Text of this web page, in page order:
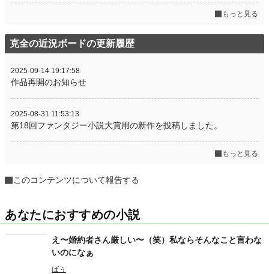
もっと見る
克全の近況ボードの更新履歴
2025-09-14 19:17:58
作品再開のお知らせ
2025-08-31 11:53:13
第18回ファンタジー小説大賞用の新作を投稿しました。
もっと見る
このコンテンツについて報告する
あなたにおすすめの小説
え〜婚約者さん厳しい〜（笑）私ならそんなこと言わな
いのになぁ
ばぅ